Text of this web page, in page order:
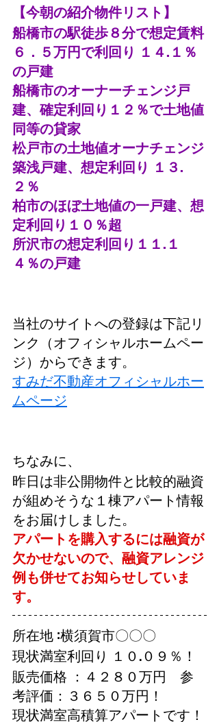
【今朝の紹介物件リスト】
船橋市の駅徒歩８分で想定賃料
６．５万円で利回り １４.１％
の戸建
船橋市のオーナーチェンジ戸
建、確定利回り１２％で土地値
同等の貸家
松戸市の土地値オーナチェンジ
築浅戸建、想定利回り １３.
２％
柏市のほぼ土地値の一戸建、想
定利回り１０％超
所沢市の想定利回り１１.１
４％の戸建
当社のサイトへの登録は下記リ
ンク（オフィシャルホームペー
ジ）からできます。
すみだ不動産オフィシャルホー
ムページ
ちなみに、
昨日は非公開物件と比較的融資
が組めそうな１棟アパート情報
をお届けしました。
アパートを購入するには融資が
欠かせないので、融資アレンジ
例も併せてお知らせしていま
す。
所在地 :横須賀市〇〇〇
現状満室利回り １０.０９％！
販売価格 ：４２８０万円　参
考評価：３６５０万円！
現状満室高積算アパートです！